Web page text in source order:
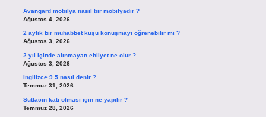
Avangard mobilya nasıl bir mobilyadır ?
Ağustos 4, 2026
2 aylık bir muhabbet kuşu konuşmayı öğrenebilir mi ?
Ağustos 3, 2026
2 yıl içinde alınmayan ehliyet ne olur ?
Ağustos 3, 2026
İngilizce 9 5 nasıl denir ?
Temmuz 31, 2026
Sütlacın katı olması için ne yapılır ?
Temmuz 28, 2026